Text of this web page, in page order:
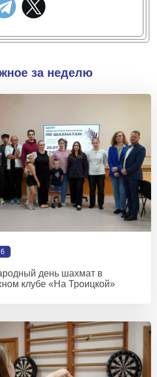
за неделю
день шахмат в
клубе «На Троицкой»